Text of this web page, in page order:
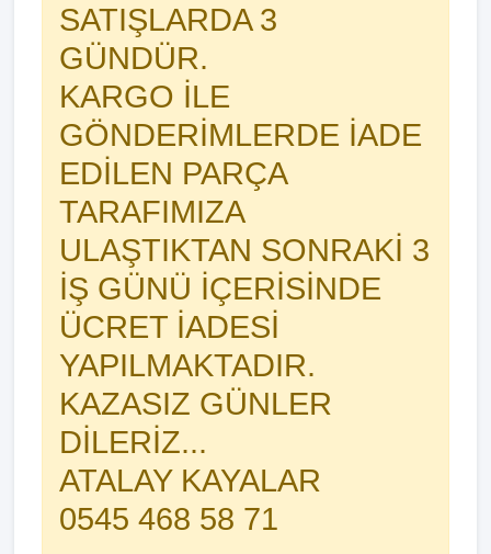
SATIŞLARDA 3
GÜNDÜR.
KARGO İLE
GÖNDERİMLERDE İADE
EDİLEN PARÇA
TARAFIMIZA
ULAŞTIKTAN SONRAKİ 3
İŞ GÜNÜ İÇERİSİNDE
ÜCRET İADESİ
YAPILMAKTADIR.
KAZASIZ GÜNLER
DİLERİZ...
ATALAY KAYALAR
0545 468 58 71